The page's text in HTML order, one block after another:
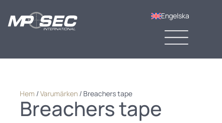
Engelska
Hem /Varumärken / Breachers tape
Breachers tape